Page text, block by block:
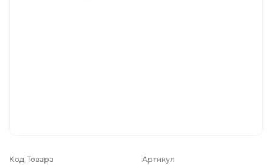
Код Товара Артикул